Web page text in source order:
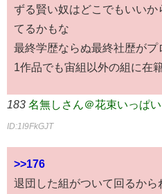
ずる賢い奴はどこでもいいか
てるかもな
最終学歴ならぬ最終社歴がプ
1作品でも宙組以外の組に在
183 名無しさん＠花束いっぱい
ID:1I9FkGJT
>>176
退団した組がついて回るから